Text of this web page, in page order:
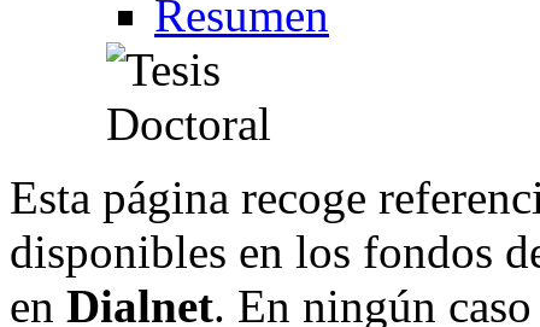
Resumen
Esta página recoge
disponibles en los fondos
en Dialnet. En ningún